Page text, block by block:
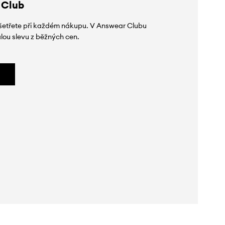
při každém nákupu. V Answear Clubu
slevu z běžných cen.